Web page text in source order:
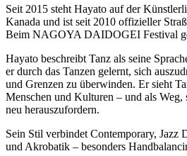
Seit 2015 steht Hayato auf der
Kanada und ist seit 2010 offizieller
Beim NAGOYA DAIDOGEI Festival
Hayato beschreibt Tanz als seine
er durch das Tanzen gelernt, sich
und Grenzen zu überwinden. Er sieht
Menschen und Kulturen – und als Weg,
neu herauszufordern.
Sein Stil verbindet Contemporary, Jazz
und Akrobatik – besonders